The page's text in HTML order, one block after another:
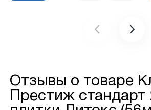
Отзывы о товаре
Престиж стандарт